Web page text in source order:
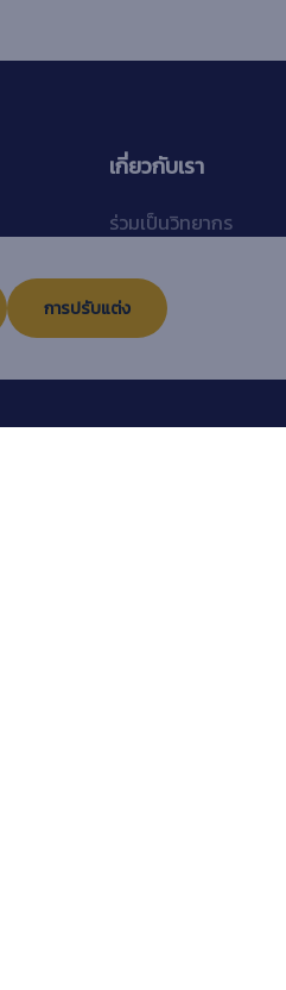
เกี่ยวกับเรา
ร่วมเป็นวิทยากร
ติดต่อเรา
การปรับแต่ง